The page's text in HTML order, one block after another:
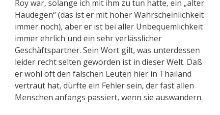
Roy war, solange ich mit ihm zu tun hatte, ein „alter
Haudegen“ (das ist er mit hoher Wahrscheinlichkeit
immer noch), aber er ist bei aller Unbequemlichkeit
immer ehrlich und ein sehr verlässlicher
Geschäftspartner. Sein Wort gilt, was unterdessen
leider recht selten geworden ist in dieser Welt. Daß
er wohl oft den falschen Leuten hier in Thailand
vertraut hat, dürfte ein Fehler sein, der fast allen
Menschen anfangs passiert, wenn sie auswandern.